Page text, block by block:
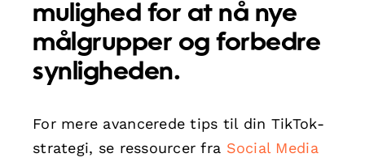
mulighed for at nå nye
målgrupper og forbedre
synligheden.
For mere avancerede tips til din TikTok-
strategi, se ressourcer fra Social Media